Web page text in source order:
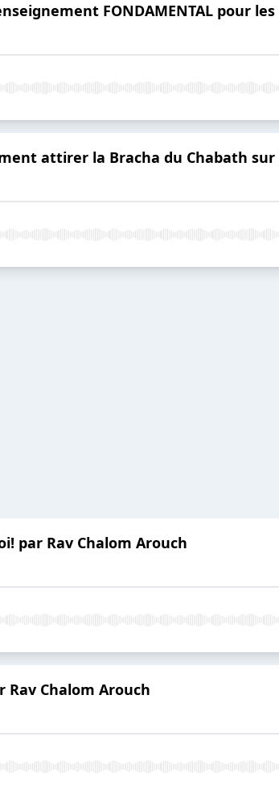
FONDAMENTAL pour les
attirer la Bracha du Chabath
par Rav Chalom Arouch
Rav Chalom Arouch